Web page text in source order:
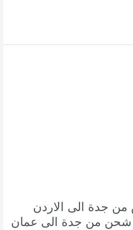
جدة الى الاردن